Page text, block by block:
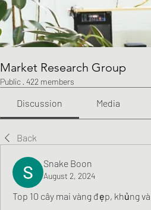
Market Research Group
Public · 422 members
Discussion Media
Back
Snake Boon
August 2, 2024
Top 10 cây mai vàng đẹp, khủng